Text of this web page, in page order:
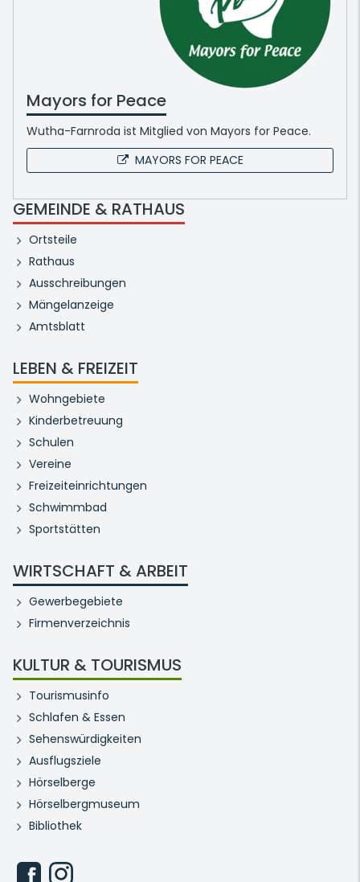
Mayors for Peace
Wutha-Farnroda ist Mitglied von Mayors for Peace.
MAYORS FOR PEACE
GEMEINDE & RATHAUS
Ortsteile
Rathaus
Ausschreibungen
Mängelanzeige
Amtsblatt
LEBEN & FREIZEIT
Wohngebiete
Kinderbetreuung
Schulen
Vereine
Freizeiteinrichtungen
Schwimmbad
Sportstätten
WIRTSCHAFT & ARBEIT
Gewerbegebiete
Firmenverzeichnis
KULTUR & TOURISMUS
Tourismusinfo
Schlafen & Essen
Sehenswürdigkeiten
Ausflugsziele
Hörselberge
Hörselbergmuseum
Bibliothek